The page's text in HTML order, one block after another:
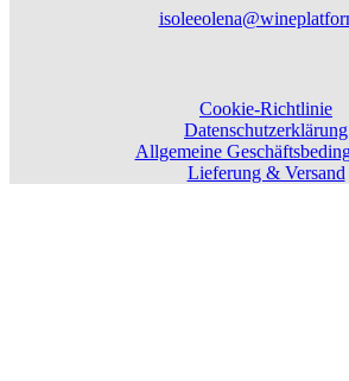
Cookie-Richtlinie
Datenschutzerklärung
Allgemeine
Lieferung & Versand